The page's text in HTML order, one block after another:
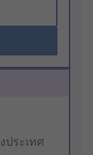
ระเทศ